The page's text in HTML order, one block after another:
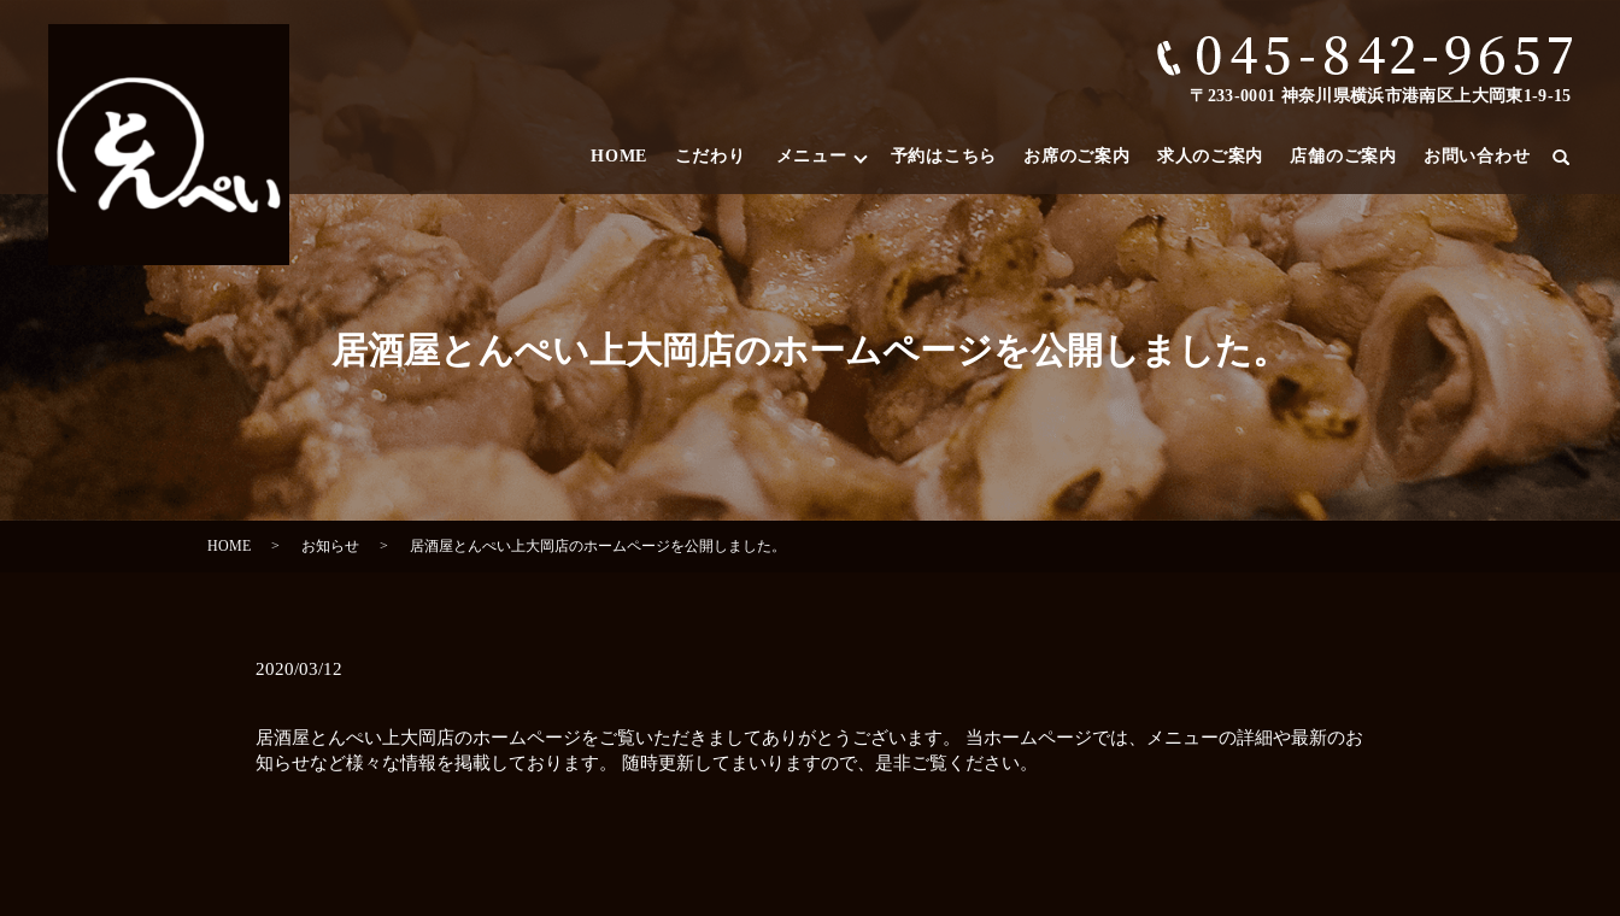
〒233-0001 神奈川県横浜市港南区上大岡東1-9-15
HOME こだわり メニュー 予約はこちら お席のご案内 求人のご案内 店舗のご案内 お問い合わせ
居酒屋とんぺい上大岡店のホームページを公開しました。
HOME お知らせ 居酒屋とんぺい上大岡店のホームページを公開しました。
2020/03/12
居酒屋とんぺい上大岡店のホームページをご覧いただきましてありがとうございます。 当ホームページでは、メニューの詳細や最新のお
知らせなど様々な情報を掲載しております。 随時更新してまいりますので、是非ご覧ください。